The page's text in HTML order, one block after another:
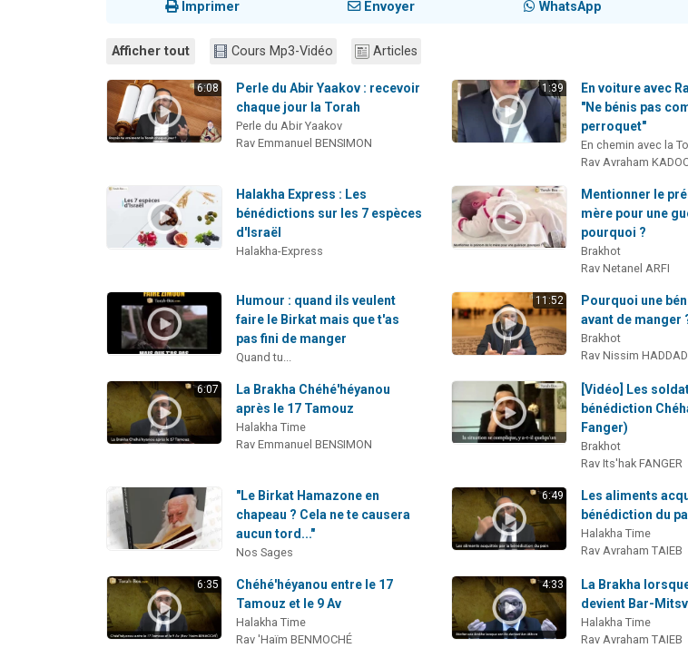
Imprimer Envoyer WhatsApp
Afficher tout Cours Mp3-Vidéo Articles
6:08
Perle du Abir Yaakov : recevoir
chaque jour la Torah
Perle du Abir Yaakov
Rav Emmanuel BENSIMON
1:39
En voiture avec
"Ne bénis pas
perroquet"
En chemin avec la
Rav Avraham
Halakha Express : Les
bénédictions sur les 7 espèces
d'Israël
Halakha-Express
Mentionner le
mère pour une
pourquoi ?
Brakhot
Rav Netanel ARFI
Humour : quand ils veulent
faire le Birkat mais que t'as
pas fini de manger
Quand tu...
11:52
Pourquoi une
avant de manger
Brakhot
Rav Nissim HADDAD
6:07
La Brakha Chéhé'héyanou
après le 17 Tamouz
Halakha Time
Rav Emmanuel BENSIMON
[Vidéo] Les
bénédiction
Fanger)
Brakhot
Rav Its'hak FANGER
"Le Birkat Hamazone en
chapeau ? Cela ne te causera
aucun tord..."
Nos Sages
6:49
Les aliments
bénédiction du
Halakha Time
Rav Avraham TAIEB
6:35
Chéhé'héyanou entre le 17
Tamouz et le 9 Av
Halakha Time
Rav 'Haïm BENMOCHÉ
4:33
La Brakha
devient Bar-
Halakha Time
Rav Avraham TAIEB